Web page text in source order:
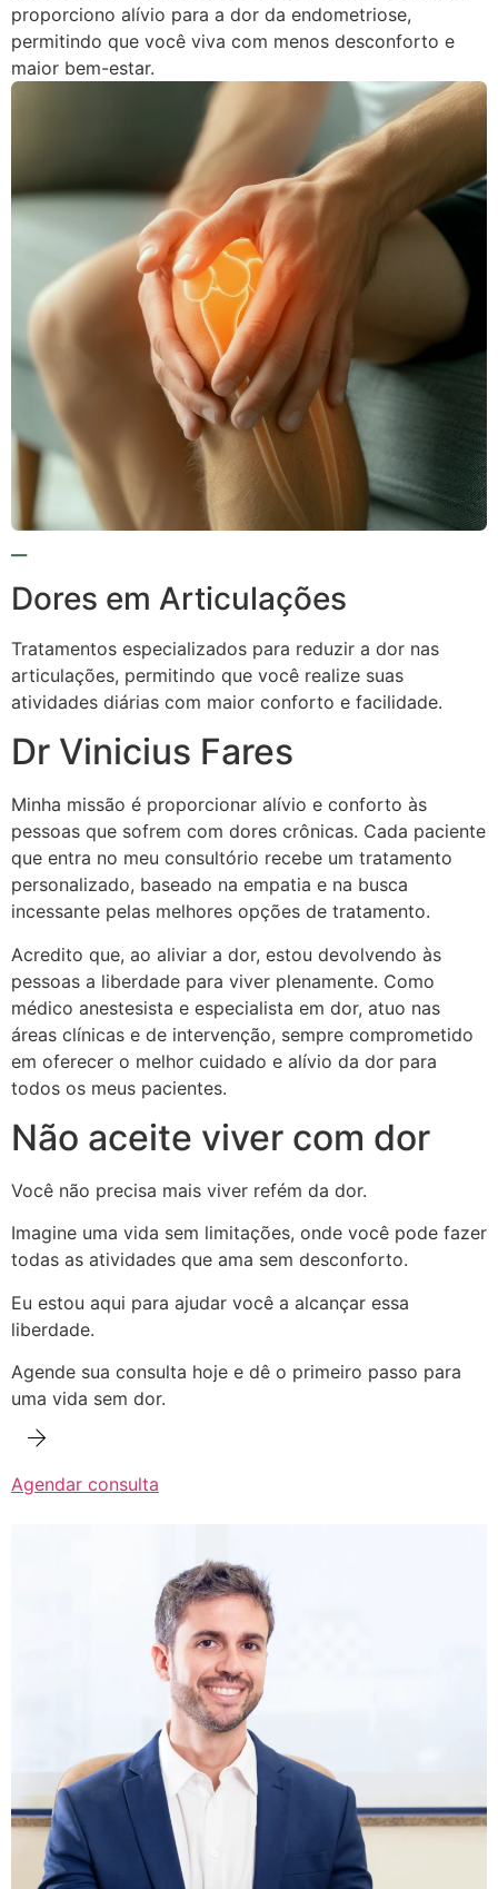
proporciono alívio para a dor da endometriose,
permitindo que você viva com menos desconforto e
maior bem-estar.
Dores em Articulações
Tratamentos especializados para reduzir a dor nas
articulações, permitindo que você realize suas
atividades diárias com maior conforto e facilidade.
Dr Vinicius Fares
Minha missão é proporcionar alívio e conforto às
pessoas que sofrem com dores crônicas. Cada paciente
que entra no meu consultório recebe um tratamento
personalizado, baseado na empatia e na busca
incessante pelas melhores opções de tratamento.
Acredito que, ao aliviar a dor, estou devolvendo às
pessoas a liberdade para viver plenamente. Como
médico anestesista e especialista em dor, atuo nas
áreas clínicas e de intervenção, sempre comprometido
em oferecer o melhor cuidado e alívio da dor para
todos os meus pacientes.
Não aceite viver com dor
Você não precisa mais viver refém da dor.
Imagine uma vida sem limitações, onde você pode fazer
todas as atividades que ama sem desconforto.
Eu estou aqui para ajudar você a alcançar essa
liberdade.
Agende sua consulta hoje e dê o primeiro passo para
uma vida sem dor.
Agendar consulta